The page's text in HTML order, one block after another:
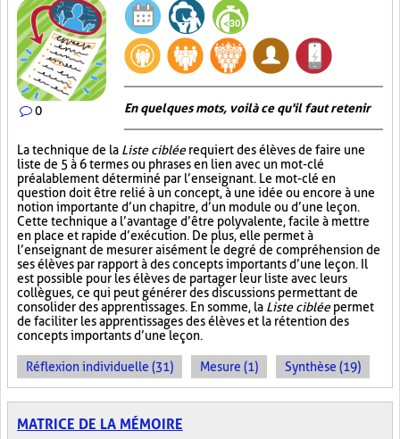
0 En quelques mots, voilà ce qu'il faut retenir
La technique de la Liste cibléerequiert des élèves de faire une
liste de 5 à 6 termes ou phrases en lien avec un mot-clé
préalablement déterminé par l’enseignant. Le mot-clé en
question doit être relié à un concept, à une idée ou encore à une
notion importante d’un chapitre, d’un module ou d’une leçon.
Cette technique a l’avantage d’être polyvalente, facile à mettre
en place et rapide d’exécution. De plus, elle permet à
l’enseignant de mesurer aisément le degré de compréhension de
ses élèves par rapport à des concepts importants d’une leçon. Il
est possible pour les élèves de partager leur liste avec leurs
collègues, ce qui peut générer des discussions permettant de
consolider des apprentissages. En somme, la Liste cibléepermet
de faciliter les apprentissages des élèves et la rétention des
concepts importants d’une leçon.
Réflexion individuelle (31) Mesure (1) Synthèse (19)
MATRICE DE LA MÉMOIRE